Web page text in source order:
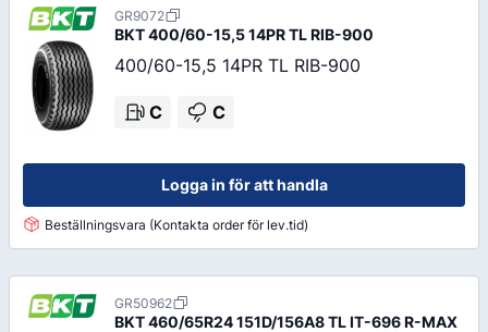
GR9072
BKT400/60-15,5 14PR TL RIB-900
400/60-15,5 14PR TL RIB-900
C C
Logga in för att handla
Beställningsvara (Kontakta order för lev.tid)
GR50962
BKT460/65R24 151D/156A8 TL IT-696 R-MAX